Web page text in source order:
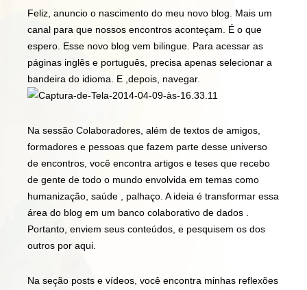
Feliz, anuncio o nascimento do meu novo blog. Mais um
canal para que nossos encontros aconteçam. É o que
espero. Esse novo blog vem bilingue. Para acessar as
páginas inglês e português, precisa apenas selecionar a
bandeira do idioma. E ,depois, navegar.
Na sessão Colaboradores, além de textos de amigos,
formadores e pessoas que fazem parte desse universo
de encontros, você encontra artigos e teses que recebo
de gente de todo o mundo envolvida em temas como
humanização, saúde , palhaço. A ideia é transformar essa
área do blog em um banco colaborativo de dados .
Portanto, enviem seus conteúdos, e pesquisem os dos
outros por aqui.
Na seção posts e vídeos, você encontra minhas reflexões